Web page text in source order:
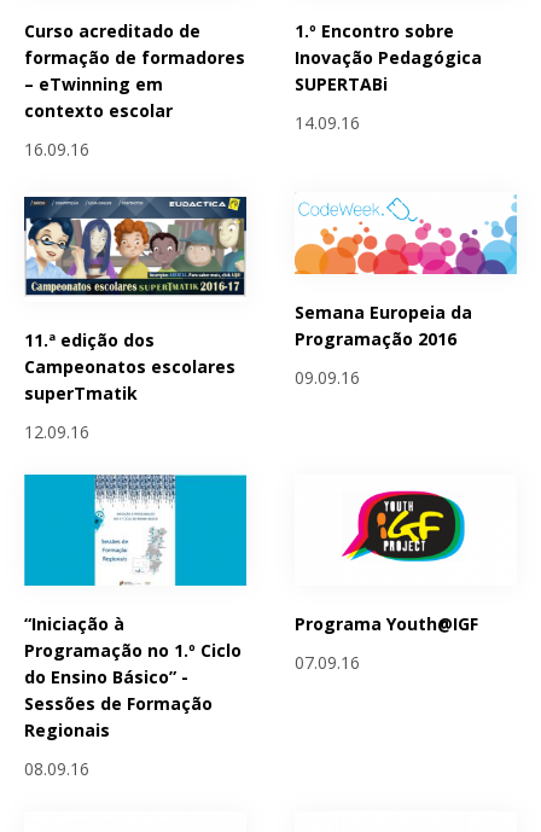
Curso acreditado de
formação de formadores
– eTwinning em
contexto escolar
16.09.16
1.º Encontro sobre
Inovação Pedagógica
SUPERTABi
14.09.16
11.ª edição dos
Campeonatos escolares
superTmatik
12.09.16
Semana Europeia da
Programação 2016
09.09.16
“Iniciação à
Programação no 1.º Ciclo
do Ensino Básico” -
Sessões de Formação
Regionais
08.09.16
Programa Youth@IGF
07.09.16